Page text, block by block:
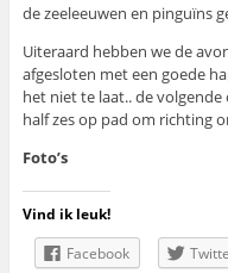
de zeeleeuwen en pinguïns
Uiteraard hebben we de
afgesloten met een goede
het niet te laat.. de
half zes op pad om richting
Foto’s
Vind ik leuk!
Facebook